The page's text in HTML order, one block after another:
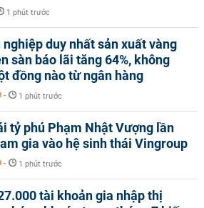
1 phút trước
nghiệp duy nhất sản xuất vàng
sàn báo lãi tăng 64%, không
đồng nào từ ngân hàng
- 1 phút trước
tỷ phú Phạm Nhật Vượng lần
gia vào hệ sinh thái Vingroup
- 1 phút trước
tài khoản gia nhập thị